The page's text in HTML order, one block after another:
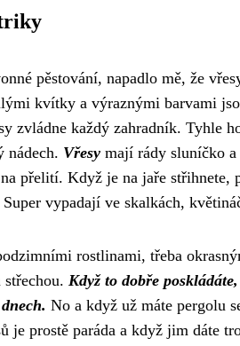
pěstování, napadlo mě, že
kvítky a výraznými barvami
zvládne každý zahradník. Tyhle
nádech. Vřesy mají rády sluníčko
přelití. Když je na jaře
vypadají ve skalkách,
rostlinami, třeba
střechou. Když to dobře
No a když už máte pergolu
je prostě paráda a když jim dáte